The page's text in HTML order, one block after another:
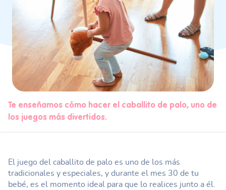
Te enseñamos cómo hacer el caballito de palo, uno de
los juegos más divertidos.
El juego del caballito de palo es uno de los más
tradicionales y especiales, y durante el mes 30 de tu
bebé, es el momento ideal para que lo realices junto a él.